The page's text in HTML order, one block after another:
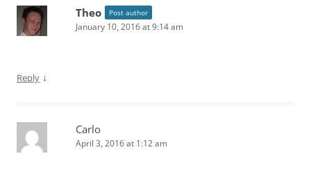
Theo Post author
January 10, 2016 at 9:14 am
Reply ↓
Carlo
April 3, 2016 at 1:12 am